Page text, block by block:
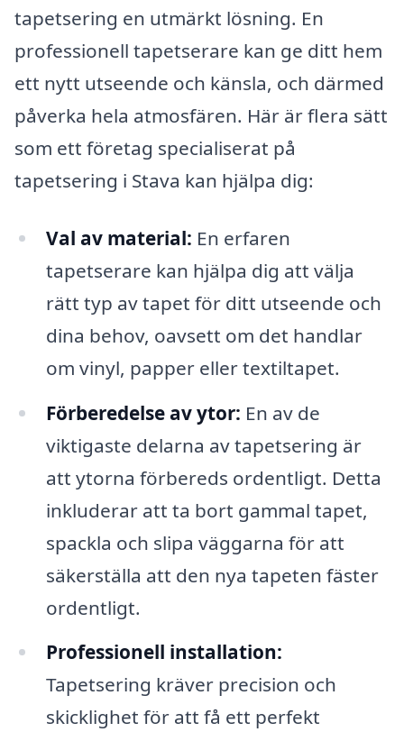
tapetsering en utmärkt lösning. En
professionell tapetserare kan ge ditt hem
ett nytt utseende och känsla, och därmed
påverka hela atmosfären. Här är flera sätt
som ett företag specialiserat på
tapetsering i Stava kan hjälpa dig:
Val av material: En erfaren
tapetserare kan hjälpa dig att välja
rätt typ av tapet för ditt utseende och
dina behov, oavsett om det handlar
om vinyl, papper eller textiltapet.
Förberedelse av ytor: En av de
viktigaste delarna av tapetsering är
att ytorna förbereds ordentligt. Detta
inkluderar att ta bort gammal tapet,
spackla och slipa väggarna för att
säkerställa att den nya tapeten fäster
ordentligt.
Professionell installation:
Tapetsering kräver precision och
skicklighet för att få ett perfekt